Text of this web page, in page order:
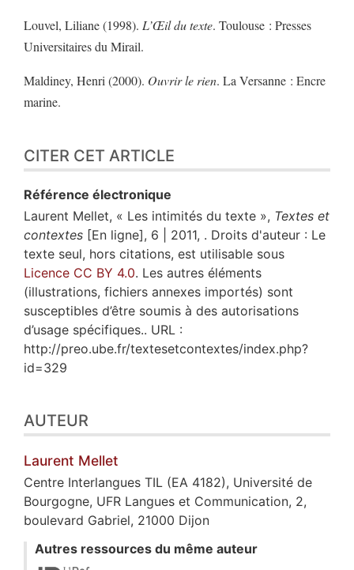
Louvel, Liliane (1998). L’Œil du texte. Toulouse : Presses
Universitaires du Mirail.
Maldiney, Henri (2000). Ouvrir le rien. La Versanne : Encre
marine.
CITER CET ARTICLE
Référence électronique
Laurent Mellet, « Les intimités du texte », Textes et
contextes [En ligne], 6 | 2011, . Droits d'auteur : Le
texte seul, hors citations, est utilisable sous
Licence CC BY 4.0. Les autres éléments
(illustrations, fichiers annexes importés) sont
susceptibles d’être soumis à des autorisations
d’usage spécifiques.. URL :
http://preo.ube.fr/textesetcontextes/index.php?
id=329
AUTEUR
Laurent Mellet
Centre Interlangues TIL (EA 4182), Université de
Bourgogne, UFR Langues et Communication, 2,
boulevard Gabriel, 21000 Dijon
Autres ressources du même auteur